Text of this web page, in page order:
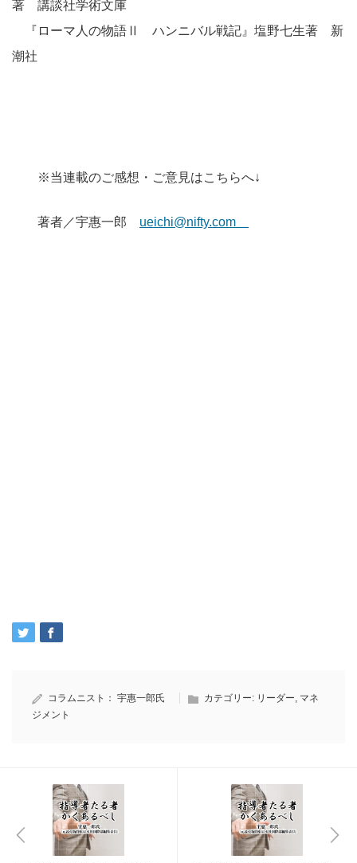
著 講談社学術文庫
『ローマ人の物語Ⅱ ハンニバル戦記』塩野七生著 新
潮社
※当連載のご感想・ご意見はこちらへ↓
著者／宇惠一郎 ueichi@nifty.com
コラムニスト： 宇惠一郎氏 カテゴリー: リーダー, マネ
ジメント